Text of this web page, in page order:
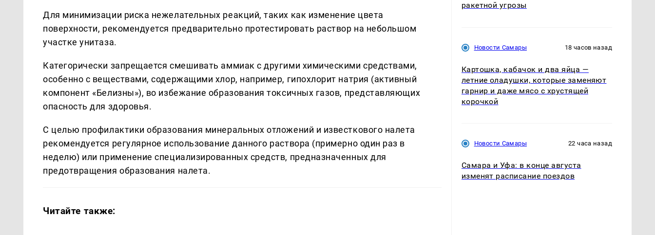
Для минимизации риска нежелательных реакций, таких как изменение цвета
поверхности, рекомендуется предварительно протестировать раствор на небольшом
участке унитаза.
Категорически запрещается смешивать аммиак с другими химическими средствами,
особенно с веществами, содержащими хлор, например, гипохлорит натрия (активный
компонент «Белизны»), во избежание образования токсичных газов, представляющих
опасность для здоровья.
С целью профилактики образования минеральных отложений и известкового налета
рекомендуется регулярное использование данного раствора (примерно один раз в
неделю) или применение специализированных средств, предназначенных для
предотвращения образования налета.
Читайте также:
ракетной угрозы
Новости Самары 18 часов назад
Картошка, кабачок и два яйца —
летние оладушки, которые заменяют
гарнир и даже мясо с хрустящей
корочкой
Новости Самары 22 часа назад
Самара и Уфа: в конце августа
изменят расписание поездов